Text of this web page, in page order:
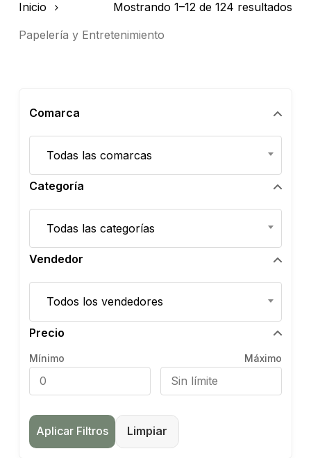
Mostrando 1–12 de 124 resultados
Inicio
Papelería y Entretenimiento
Comarca
Todas las comarcas
Categoría
Todas las categorías
Vendedor
Todos los vendedores
Precio
Mínimo Máximo
Aplicar Filtros Limpiar